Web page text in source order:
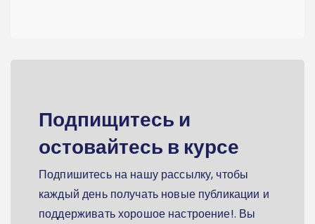
Подпищитесь и
остовайтесь в курсе
Подпишитесь на нашу рассылку, чтобы
каждый день получать новые публикации и
поддерживать хорошое настроение!. Вы